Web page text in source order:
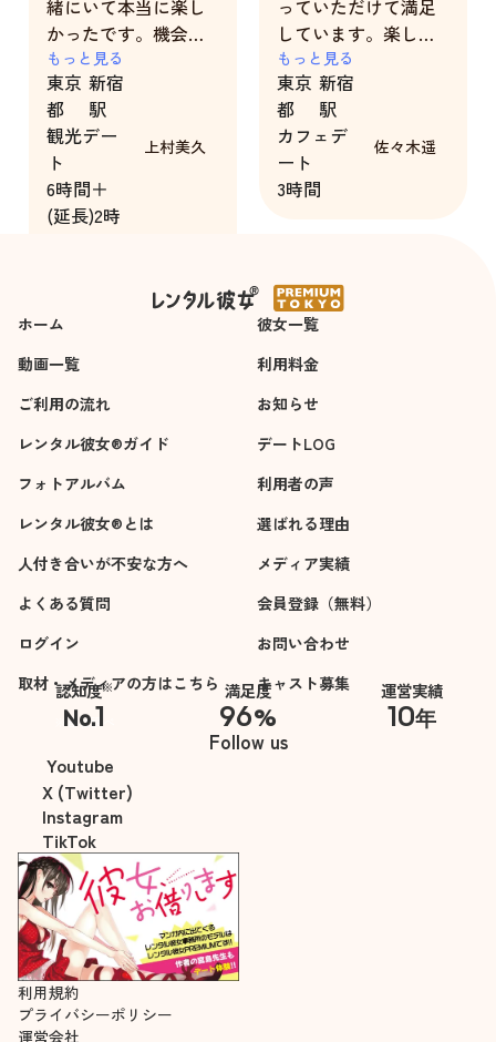
緒にいて本当に楽し
かったです。機会が
あれば是非また美久
ちゃんとデートした
いです！
もっと見る
東京
都
新宿
駅
観光デー
ト
6時間＋
(延長)2時
上村美久
っていただけて満足
しています。楽しか
ったです。
もっと見る
東京
都
新宿
駅
カフェデ
ート
3時間
佐々木遥
ホーム
彼女一覧
動画一覧
利用料金
ご利用の流れ
お知らせ
レンタル彼女®ガイド
デートLOG
フォトアルバム
利用者の声
レンタル彼女®とは
選ばれる理由
人付き合いが不安な方へ
メディア実績
よくある質問
会員登録（無料）
ログイン
お問い合わせ
取材・メディアの方はこちら
キャスト募集
認知度※
No.1
※自社調べ
満足度
96%
運営実績
10年
Follow us
Youtube
X (Twitter)
Instagram
TikTok
利用規約
プライバシーポリシー
運営会社